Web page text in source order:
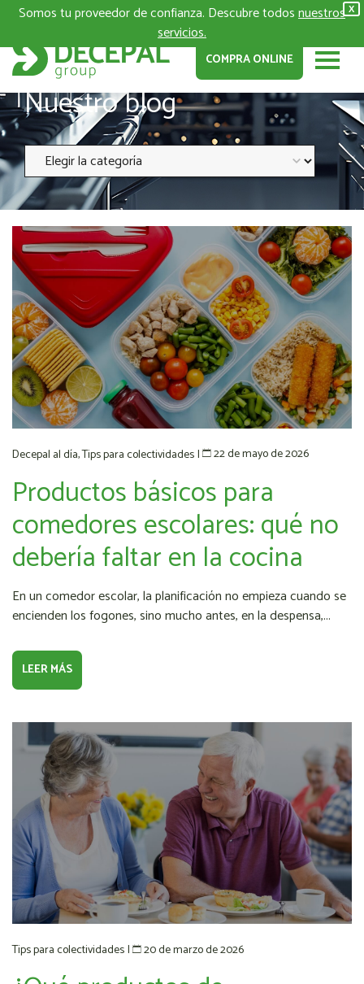
X
Somos tu proveedor de confianza. Descubre todosnuestros
servicios.
COMPRA ONLINE
Nuestro blog
Decepal al día,Tips para colectividades| 22 de mayo de 2026
Productos básicos para
comedores escolares: qué no
debería faltar en la cocina
En un comedor escolar, la planificación no empieza cuando se
encienden los fogones, sino mucho antes, en la despensa,...
LEER MÁS
Tips para colectividades| 20 de marzo de 2026